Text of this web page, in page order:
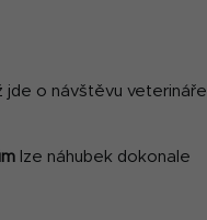
jde o návštěvu veterináře
lze náhubek dokonale